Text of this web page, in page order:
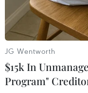
Hai.
JG Wentworth
$15k In
Program"